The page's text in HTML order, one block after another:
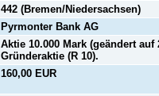
442 (Bremen/Niedersachsen)
Pyrmonter Bank AG
Aktie 10.000 Mark (geändert auf
Gründeraktie (R 10).
160,00 EUR